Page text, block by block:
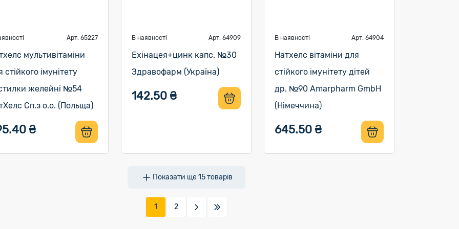
Арт. 65227
мультивітаміни
стійкого імунітету
желейні №54
Сп.з о.о. (Польща)
₴
В наявності Арт. 64909
Ехінацея+цинк капс. №30
Здравофарм (Україна)
142.50 ₴
В наявності Арт. 64904
Натхелс вітаміни для
стійкого імунітету дітей
др. №90 Amarpharm GmbH
(Німеччина)
645.50 ₴
Показати ще15товарів
1 2